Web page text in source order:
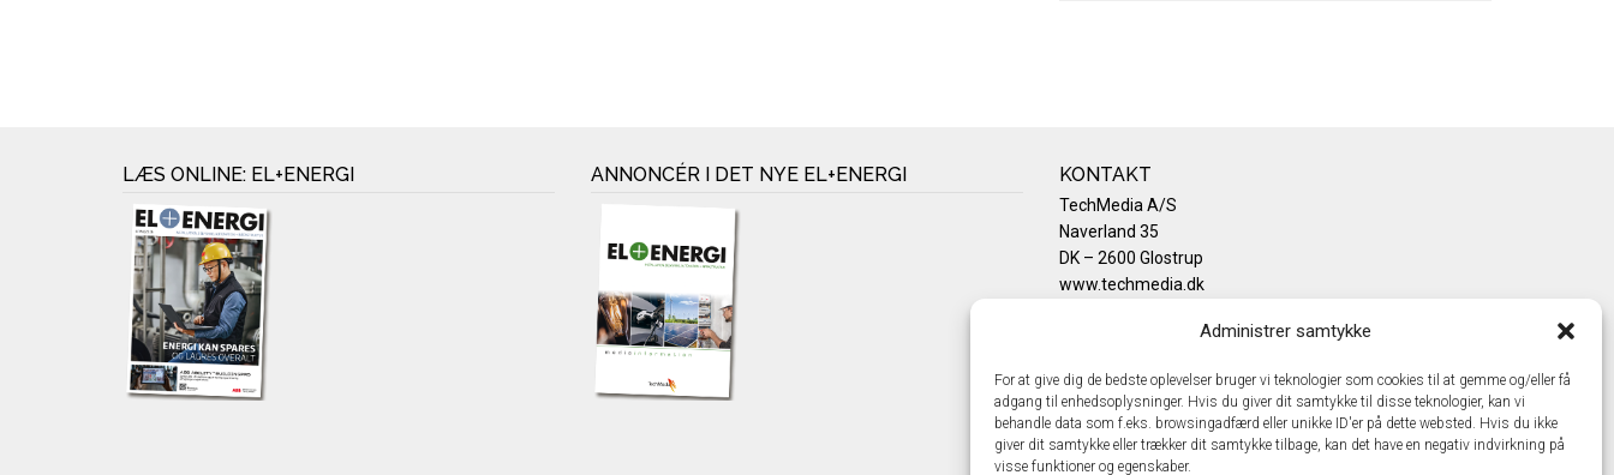
Administrer samtykke
For at give dig de bedste oplevelser bruger vi teknologier som cookies til at gemme og/eller få
adgang til enhedsoplysninger. Hvis du giver dit samtykke til disse teknologier, kan vi
behandle data som f.eks. browsingadfærd eller unikke ID'er på dette websted. Hvis du ikke
giver dit samtykke eller trækker dit samtykke tilbage, kan det have en negativ indvirkning på
visse funktioner og egenskaber.
LÆS ONLINE: EL+ENERGI ANNONCÉR I DET NYE EL+ENERGI KONTAKT
TechMedia A/S
Naverland 35
DK – 2600 Glostrup
www.techmedia.dk
info@techmedia.dk
Cookiepolitik